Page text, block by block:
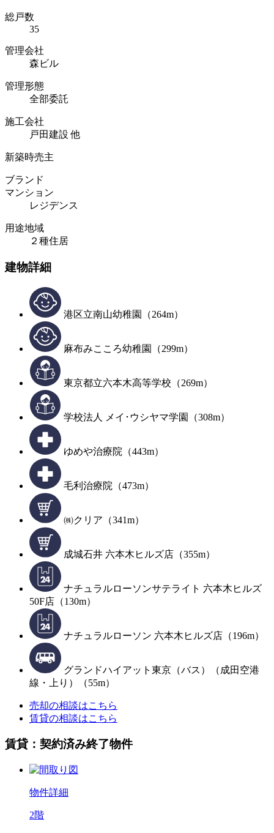
総戸数
35
管理会社
森ビル
管理形態
全部委託
施工会社
戸田建設 他
新築時売主
ブランド
マンション
レジデンス
用途地域
２種住居
建物詳細
港区立南山幼稚園（264m）
麻布みこころ幼稚園（299m）
東京都立六本木高等学校（269m）
学校法人 メイ･ウシヤマ学園（308m）
ゆめや治療院（443m）
毛利治療院（473m）
㈱クリア（341m）
成城石井 六本木ヒルズ店（355m）
ナチュラルローソンサテライト 六本木ヒルズ
50F店（130m）
ナチュラルローソン 六本木ヒルズ店（196m）
グランドハイアット東京（バス）（成田空港
線・上り）（55m）
売却の相談はこちら
賃貸の相談はこちら
賃貸：契約済み終了物件
物件詳細
2階